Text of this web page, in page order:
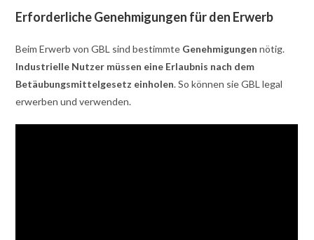
Erforderliche Genehmigungen für den Erwerb
Beim Erwerb von GBL sind bestimmte Genehmigungen nötig.
Industrielle Nutzer müssen eine Erlaubnis nach dem
Betäubungsmittelgesetz einholen. So können sie GBL legal
erwerben und verwenden.